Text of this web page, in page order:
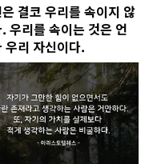
결코 우리를 속이지 않
우리를 속이는 것은 언
우리 자신이다.